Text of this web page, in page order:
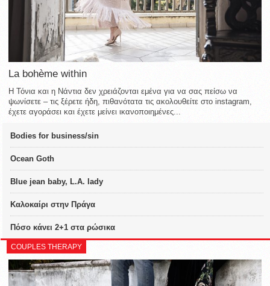
La bohème within
Η Τόνια και η Νάντια δεν χρειάζονται εμένα για να σας πείσω να
ψωνίσετε – τις ξέρετε ήδη, πιθανότατα τις ακολουθείτε στο instagram,
έχετε αγοράσει και έχετε μείνει ικανοποιημένες...
Bodies for business/sin
Ocean Goth
Blue jean baby, L.A. lady
Καλοκαίρι στην Πράγα
Πόσο κάνει 2+1 στα ρώσικα
COUPLES THERAPY